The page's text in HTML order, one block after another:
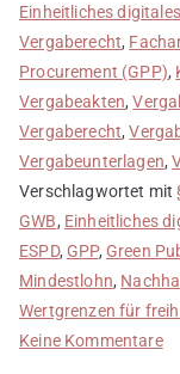
Einheitliches
Vergaberecht,
Procurement (GPP),
Vergabeakten,
Vergaberecht,
Vergabeunterlagen,
Verschlagwortet mit
GWB, Einheitliches
ESPD, GPP, Green
Mindestlohn,
Wertgrenzen für
Keine Kommentarezu